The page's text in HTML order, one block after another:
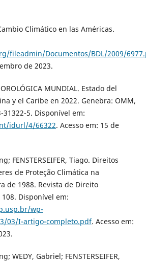
Climático en las Américas.
fileadmin/Documentos/BDL/2009/
de 2023.
MUNDIAL. Estado del
y el Caribe en 2022. Genebra: OMM,
31322-5. Disponível em:
idurl/4/66322. Acesso em: 15 de
FENSTERSEIFER, Tiago. Direitos
de Proteção Climática na
de 1988. Revista de Direito
Disponível em:
wp-
03/I-artigo-completo.pdf. Acesso em:
WEDY, Gabriel; FENSTERSEIFER,